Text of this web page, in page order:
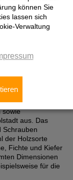
Ihnen eine
und
sowie
aus. Das
Schrauben
der Holzsorte
Fichte und Kiefer
Dimensionen
für die
können Sie
lassen sich
Verwaltung